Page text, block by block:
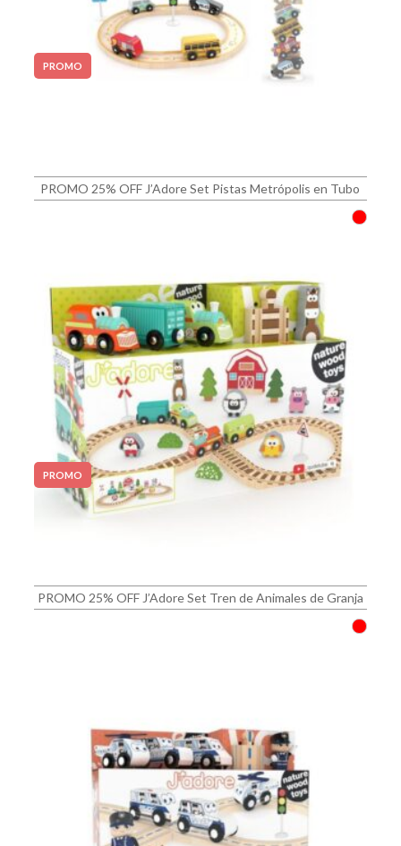
PROMO
PROMO 25% OFF J’Adore Set Pistas Metrópolis en Tubo
PROMO
PROMO 25% OFF J’Adore Set Tren de Animales de Granja